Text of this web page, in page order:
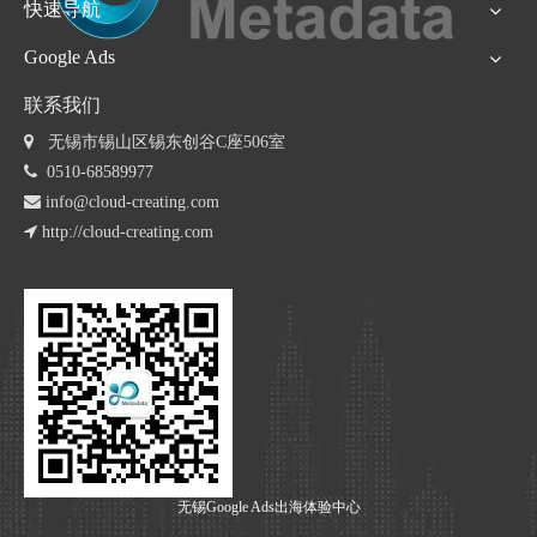
快速导航
Google Ads
联系我们
 无锡市锡山区锡东创谷C座506室
 0510-68589977
 info@cloud-creating.com
 http://cloud-creating.com
无锡Google Ads出海体验中心